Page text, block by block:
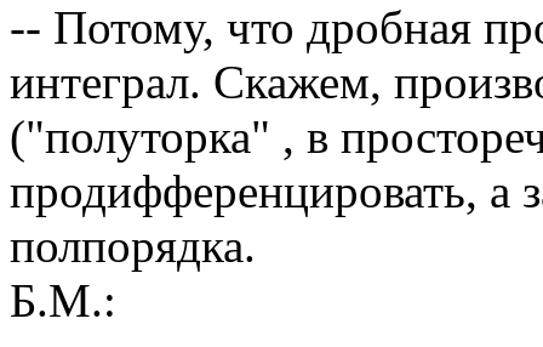
-- Потому, что дробная
интеграл. Скажем,
("полуторка" , в
продифференцировать, а
полпорядка.
Б.М.: